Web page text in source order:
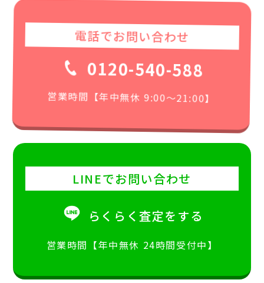
電話でお問い合わせ
0120-540-588
営業時間【年中無休 9:00〜21:00】
LINEでお問い合わせ
らくらく査定をする
営業時間【年中無休 24時間受付中】